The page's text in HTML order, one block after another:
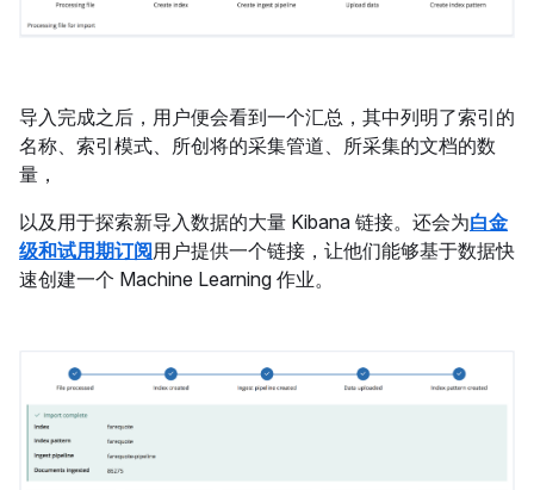
导入完成之后，用户便会看到一个汇总，其中列明了索引的
名称、索引模式、所创将的采集管道、所采集的文档的数
量，
以及用于探索新导入数据的大量 Kibana 链接。还会为白金
级和试用期订阅用户提供一个链接，让他们能够基于数据快
速创建一个 Machine Learning 作业。